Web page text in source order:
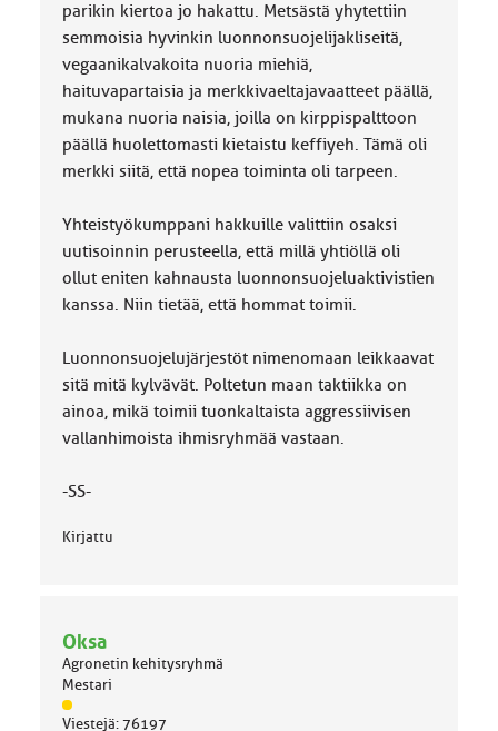
parikin kiertoa jo hakattu. Metsästä yhytettiin
semmoisia hyvinkin luonnonsuojelijakliseitä,
vegaanikalvakoita nuoria miehiä,
haituvapartaisia ja merkkivaeltajavaatteet päällä,
mukana nuoria naisia, joilla on kirppispalttoon
päällä huolettomasti kietaistu keffiyeh. Tämä oli
merkki siitä, että nopea toiminta oli tarpeen.
Yhteistyökumppani hakkuille valittiin osaksi
uutisoinnin perusteella, että millä yhtiöllä oli
ollut eniten kahnausta luonnonsuojeluaktivistien
kanssa. Niin tietää, että hommat toimii.
Luonnonsuojelujärjestöt nimenomaan leikkaavat
sitä mitä kylvävät. Poltetun maan taktiikka on
ainoa, mikä toimii tuonkaltaista aggressiivisen
vallanhimoista ihmisryhmää vastaan.
-SS-
Kirjattu
Oksa
Agronetin kehitysryhmä
Mestari
J
Viestejä: 76197